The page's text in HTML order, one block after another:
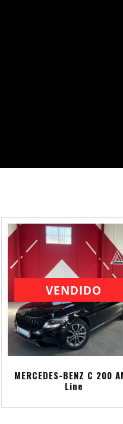
VENDIDO
MERCEDES-BENZ C 200
Line